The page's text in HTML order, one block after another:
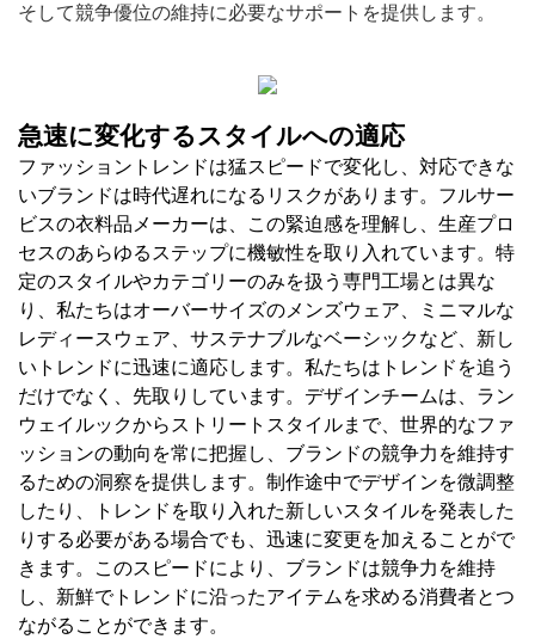
そして競争優位の維持に必要なサポートを提供します。
急速に変化するスタイルへの適応
ファッショントレンドは猛スピードで変化し、対応できな
いブランドは時代遅れになるリスクがあります。フルサー
ビスの衣料品メーカーは、この緊迫感を理解し、生産プロ
セスのあらゆるステップに機敏性を取り入れています。特
定のスタイルやカテゴリーのみを扱う専門工場とは異な
り、私たちはオーバーサイズのメンズウェア、ミニマルな
レディースウェア、サステナブルなベーシックなど、新し
いトレンドに迅速に適応します。私たちはトレンドを追う
だけでなく、先取りしています。デザインチームは、ラン
ウェイルックからストリートスタイルまで、世界的なファ
ッションの動向を常に把握し、ブランドの競争力を維持す
るための洞察を提供します。制作途中でデザインを微調整
したり、トレンドを取り入れた新しいスタイルを発表した
りする必要がある場合でも、迅速に変更を加えることがで
きます。このスピードにより、ブランドは競争力を維持
し、新鮮でトレンドに沿ったアイテムを求める消費者とつ
ながることができます。